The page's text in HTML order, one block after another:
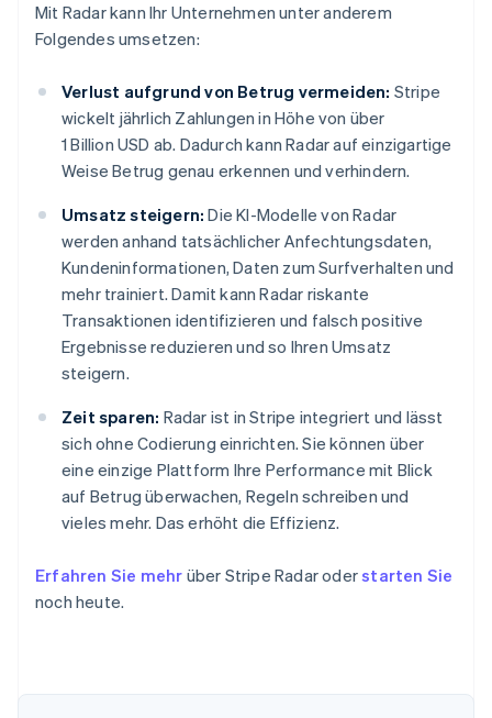
Mit Radar kann Ihr Unternehmen unter anderem
Folgendes umsetzen:
Verlust aufgrund von Betrug vermeiden: Stripe
wickelt jährlich Zahlungen in Höhe von über
1 Billion USD ab. Dadurch kann Radar auf einzigartige
Weise Betrug genau erkennen und verhindern.
Umsatz steigern: Die KI-Modelle von Radar
werden anhand tatsächlicher Anfechtungsdaten,
Kundeninformationen, Daten zum Surfverhalten und
mehr trainiert. Damit kann Radar riskante
Transaktionen identifizieren und falsch positive
Ergebnisse reduzieren und so Ihren Umsatz
steigern.
Zeit sparen: Radar ist in Stripe integriert und lässt
sich ohne Codierung einrichten. Sie können über
eine einzige Plattform Ihre Performance mit Blick
auf Betrug überwachen, Regeln schreiben und
vieles mehr. Das erhöht die Effizienz.
Erfahren Sie mehr über Stripe Radar oderstarten Sie
noch heute.